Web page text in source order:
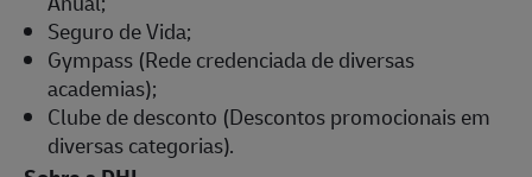
Seguro de Vida;
Gympass (Rede credenciada de diversas
academias);
Clube de desconto (Descontos promocionais em
diversas categorias).